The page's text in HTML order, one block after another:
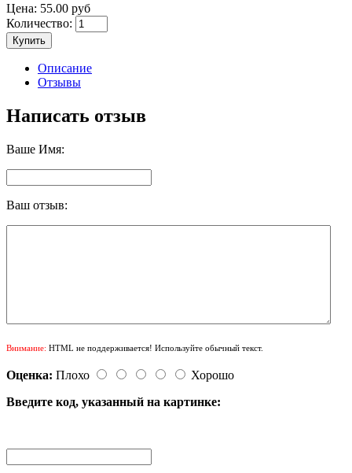
Цена: 55.00 руб
Количество:
Купить
Описание
Отзывы
Написать отзыв
Ваше Имя:
Ваш отзыв:
Внимание: HTML не поддерживается! Используйте обычный текст.
Оценка: Плохо
Хорошо
Введите код, указанный на картинке: